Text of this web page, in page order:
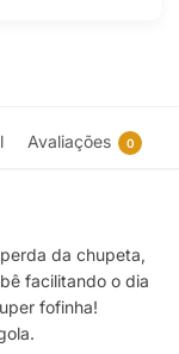
Avaliações 0
da chupeta,
facilitando o dia
fofinha!